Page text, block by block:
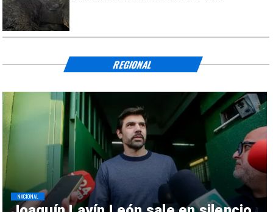
NACIONAL
REGIONAL